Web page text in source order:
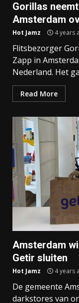
Gorillas
Amsterdam
Hot Jamz 4 years
Flitsbezorger
Zapp in
Nederland. Het
Read More
Amsterdam
Getir sluiten
Hot Jamz 4 years
De gemeente
darkstores van